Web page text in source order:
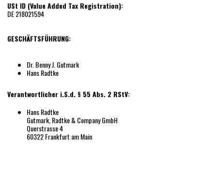
USt ID (Value Added Tax Registration):
DE 218021594
GESCHÄFTSFÜHRUNG:
Dr. Benny J. Gutmark
Hans Radtke
Ver­ant­wort­li­cher i.S.d. § 55 Abs. 2 RStV:
Hans Radtke
Gutmark, Radtke & Company GmbH
Querstrasse 4
60322 Frankfurt am Main